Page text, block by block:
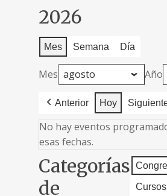
2026
Mes Semana Día
Mes Año
Anterior Hoy
No hay eventos
esas fechas.
Categorías
de
Cursos